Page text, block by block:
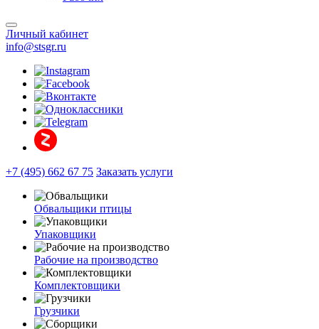
Личный кабинет
info@stsgr.ru
+7 (495) 662 67 75 Заказать услуги
Обвальщики птицы
Упаковщики
Рабочие на производство
Комплектовщики
Грузчики